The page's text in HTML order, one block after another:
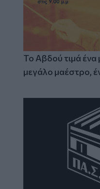
Το Αβδού τιμά ένα
μεγάλο μαέστρο,